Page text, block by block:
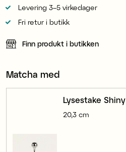
Levering 3–5 virkedager
Fri retur i butikk
Finn produkt i butikken
Matcha med
Lysestake Shiny
20,3 cm